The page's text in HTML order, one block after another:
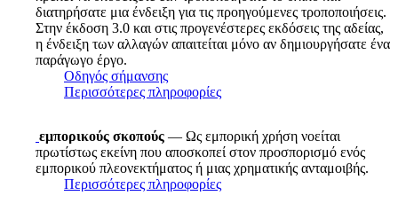
διατηρήσατε μια ένδειξη για τις προηγούμενες τροποποιήσεις.
Στην έκδοση 3.0 και στις προγενέστερες εκδόσεις της αδείας,
η ένδειξη των αλλαγών απαιτείται μόνο αν δημιουργήσατε ένα
παράγωγο έργο.
Οδηγός σήμανσης
Περισσότερες πληροφορίες
εμπορικούς σκοπούς — Ως εμπορική χρήση νοείται
πρωτίστως εκείνη που αποσκοπεί στον προσπορισμό ενός
εμπορικού πλεονεκτήματος ή μιας χρηματικής ανταμοιβής.
Περισσότερες πληροφορίες